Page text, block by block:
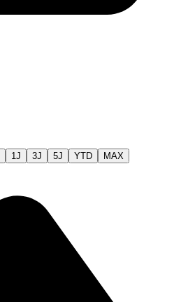
1J 3J 5J YTD MAX